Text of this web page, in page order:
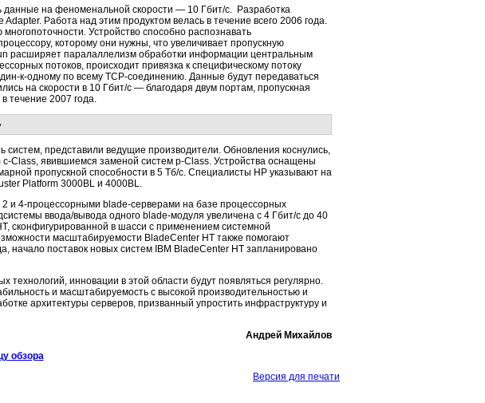
данные на феноменальной скорости — 10 Гбит/c. Разработка
Работа над этим продуктом велась в течение всего 2006 года.
Устройство способно распознавать
которому они нужны, что увеличивает пропускную
расширяет паралаллелизм обработки информации центральным
потоков, происходит привязка к специфическому потоку
к-одному по всему TCP-соединению. Данные будут передаваться
на скорости в 10 Гбит/с — благодаря двум портам, пропускная
течение 2007 года.
представили ведущие производители. Обновления коснулись,
Class, явившиемся заменой систем p-Class. Устройства оснащены
пропускной способности в 5 Тб/с. Специалисты HP указывают на
Platform 3000BL и 4000BL.
2 и 4-процессорными blade-серверами на базе процессорных
ввода/вывода одного blade-модуля увеличена с 4 Гбит/с до 40
сконфигурированной в шасси с применением системной
масштабируемости BladeCenter HT также помогают
начало поставок новых систем IBM BladeCenter HT запланировано
инновации в этой области будут появляться регулярно.
и масштабируемость с высокой производительностью и
архитектуры серверов, призванный упростить инфраструктуру и
Андрей Михайлов
обзора
Версия для печати